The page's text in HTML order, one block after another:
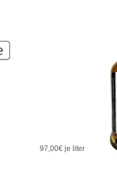
97,00€ je liter